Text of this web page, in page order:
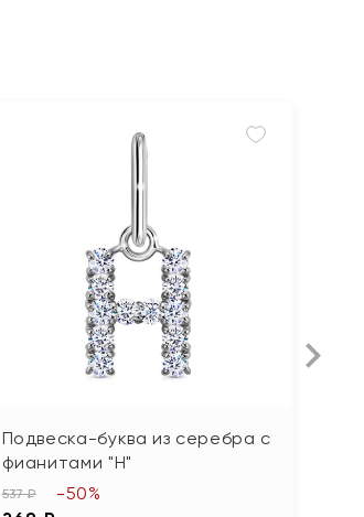
Подвеска-буква из серебра с
фианитами "Н"
537 ₽ -50%